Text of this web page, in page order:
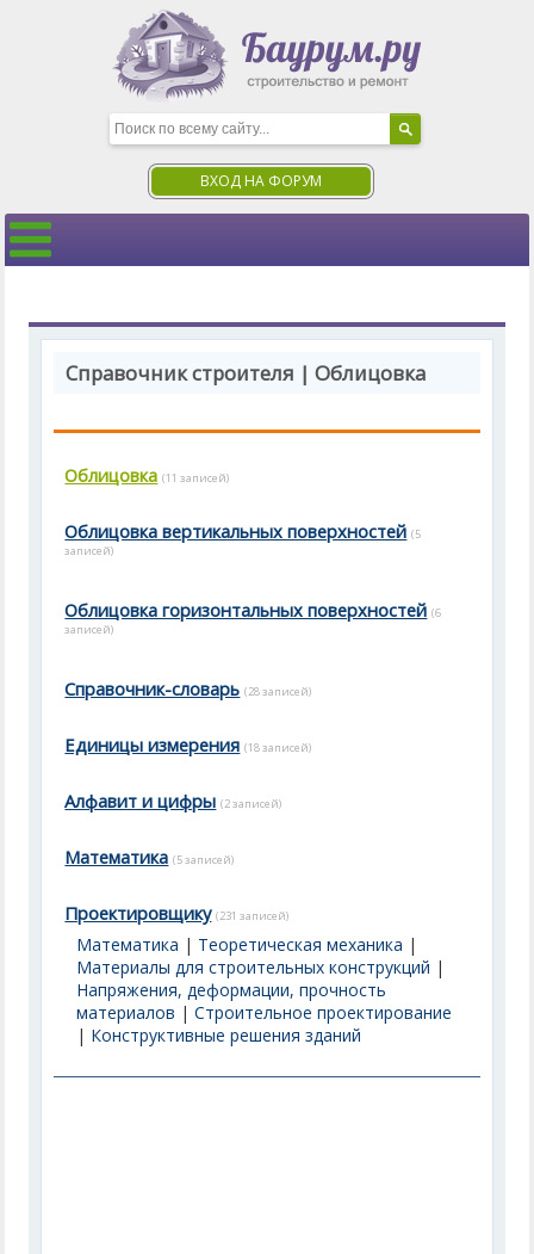
ВХОД НА ФОРУМ
Справочник строителя | Облицовка
Облицовка (11 записей)
Облицовка вертикальных поверхностей (5
записей)
Облицовка горизонтальных поверхностей (6
записей)
Справочник-словарь (28 записей)
Единицы измерения (18 записей)
Алфавит и цифры (2 записей)
Математика (5 записей)
Проектировщику (231 записей)
Математика | Теоретическая механика |
Материалы для строительных конструкций |
Напряжения, деформации, прочность
материалов |Строительное проектирование
| Конструктивные решения зданий